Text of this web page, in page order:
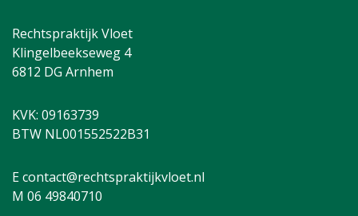
Rechtspraktijk Vloet
Klingelbeekseweg 4
6812 DG Arnhem
KVK: 09163739
BTW NL001552522B31
E contact@rechtspraktijkvloet.nl
M 06 49840710